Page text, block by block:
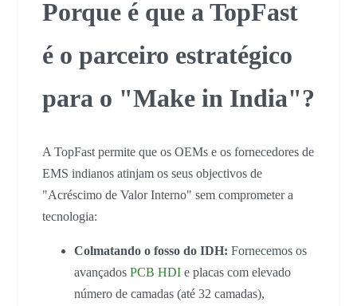
Porque é que a TopFast
é o parceiro estratégico
para o "Make in India"?
A TopFast permite que os OEMs e os fornecedores de
EMS indianos atinjam os seus objectivos de
"Acréscimo de Valor Interno" sem comprometer a
tecnologia:
Colmatando o fosso do IDH: Fornecemos os
avançados PCB HDI e placas com elevado
número de camadas (até 32 camadas),